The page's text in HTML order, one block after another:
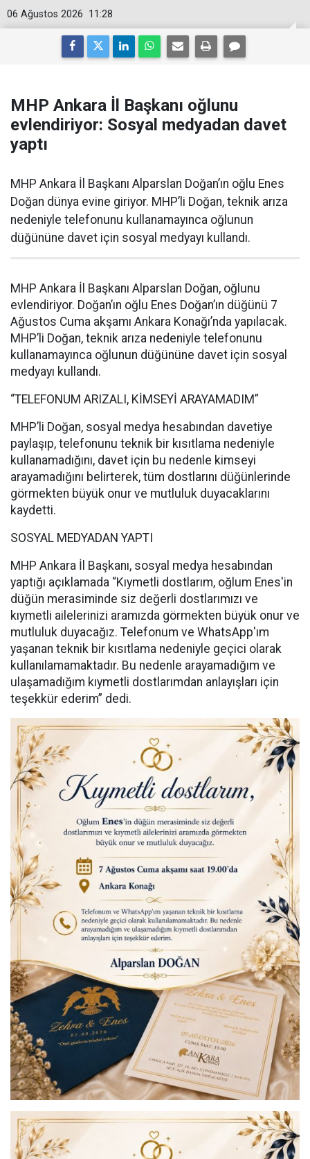
11:28
06 Ağustos 2026
MHP Ankara İl Başkanı oğlunu
evlendiriyor: Sosyal medyadan davet
yaptı
MHP Ankara İl Başkanı Alparslan Doğan’ın oğlu Enes
Doğan dünya evine giriyor. MHP’li Doğan, teknik arıza
nedeniyle telefonunu kullanamayınca oğlunun
düğününe davet için sosyal medyayı kullandı.
MHP Ankara İl Başkanı Alparslan Doğan, oğlunu
evlendiriyor. Doğan’ın oğlu Enes Doğan’ın düğünü 7
Ağustos Cuma akşamı Ankara Konağı’nda yapılacak.
MHP’li Doğan, teknik arıza nedeniyle telefonunu
kullanamayınca oğlunun düğününe davet için sosyal
medyayı kullandı.
“TELEFONUM ARIZALI, KİMSEYİ ARAYAMADIM”
MHP’li Doğan, sosyal medya hesabından davetiye
paylaşıp, telefonunu teknik bir kısıtlama nedeniyle
kullanamadığını, davet için bu nedenle kimseyi
arayamadığını belirterek, tüm dostlarını düğünlerinde
görmekten büyük onur ve mutluluk duyacaklarını
kaydetti.
SOSYAL MEDYADAN YAPTI
MHP Ankara İl Başkanı, sosyal medya hesabından
yaptığı açıklamada “Kıymetli dostlarım, oğlum Enes'in
düğün merasiminde siz değerli dostlarımızı ve
kıymetli ailelerinizi aramızda görmekten büyük onur ve
mutluluk duyacağız. Telefonum ve WhatsApp'ım
yaşanan teknik bir kısıtlama nedeniyle geçici olarak
kullanılamamaktadır. Bu nedenle arayamadığım ve
ulaşamadığım kıymetli dostlarımdan anlayışları için
teşekkür ederim” dedi.